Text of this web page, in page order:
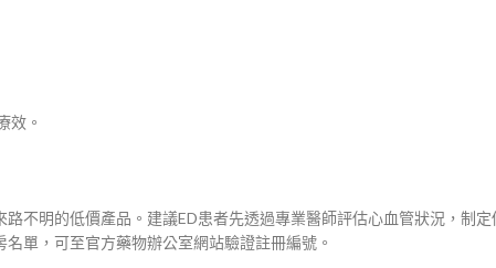
效。
路不明的低價產品。建議ED患者先透過專業醫師評估心血管狀況，制
單，可至官方藥物辦公室網站驗證註冊編號。